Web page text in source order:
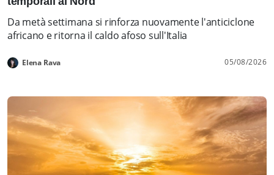
Da metà settimana si rinforza nuovamente l'anticiclone
africano e ritorna il caldo afoso sull'Italia
Elena Rava 05/08/2026